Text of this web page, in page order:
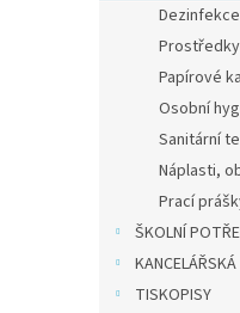
Papírové
Osobní
Sanitární
Náplasti,
Prací
ŠKOLNÍ
TISKOPISY